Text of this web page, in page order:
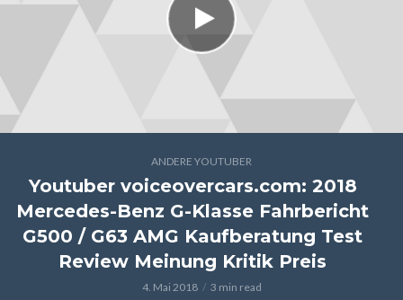
ANDERE YOUTUBER
Youtuber voiceovercars.com: 2018
Mercedes-Benz G-Klasse Fahrbericht
G500 / G63 AMG Kaufberatung Test
Review Meinung Kritik Preis
4. Mai 2018 3 min read